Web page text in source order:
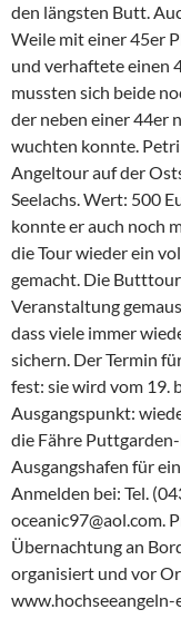
den längsten Butt.
Weile mit einer 45er
und verhaftete einen
mussten sich beide
der neben einer 44er
wuchten konnte.
Angeltour auf der
Seelachs. Wert: 500
konnte er auch noch
die Tour wieder ein
gemacht. Die
Veranstaltung
dass viele immer
sichern. Der Termin
fest: sie wird vom 19.
Ausgangspunkt:
die Fähre
Ausgangshafen für
Anmelden bei: Tel.
oceanic97@aol.com.
Übernachtung an
organisiert und vor
www.hochseeangeln-